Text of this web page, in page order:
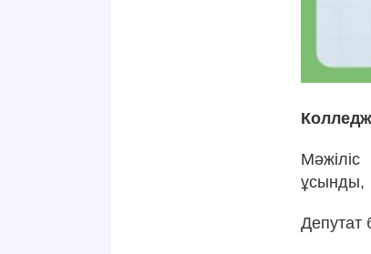
Колледж
ұсынды,
Депутат